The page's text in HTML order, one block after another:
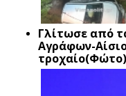
Γλίτωσε από
Αγράφων-
τροχαίο(Φώτο)